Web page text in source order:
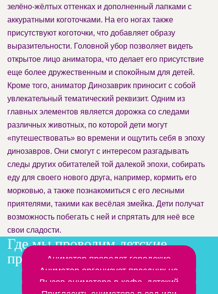
зелёно-жёлтых оттенках и дополненный лапками с
аккуратными коготочками. На его ногах также
присутствуют коготочки, что добавляет образу
выразительности. Головной убор позволяет видеть
открытое лицо аниматора, что делает его присутствие
еще более дружественным и спокойным для детей.
Кроме того, аниматор Динозаврик приносит с собой
увлекательный тематический реквизит. Одним из
главных элементов является дорожка со следами
различных животных, по которой дети могут
«путешествовать» во времени и ощутить себя в эпоху
динозавров. Они смогут с интересом разгадывать
следы других обитателей той далекой эпохи, собирать
еду для своего нового друга, например, кормить его
морковью, а также познакомиться с его лесными
приятелями, такими как весёлая змейка. Дети получат
возможность побегать с ней и спрятать для неё все
свои сладости.
Где мы проводим детские
праздникиЗаказать аниматора на дом
Аниматор проведет городские
мероприятия
Аниматор организует праздник на
природе
Вызов аниматора в кафе, детский